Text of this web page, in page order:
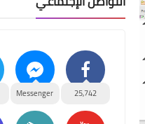
25,742
Messenger